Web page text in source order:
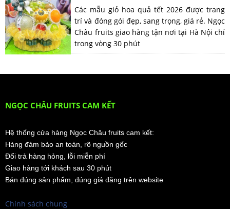
Các mẫu giỏ hoa quả tết 2026 được trang
trí và đóng gói đẹp, sang trọng, giá rẻ. Ngọc
Châu fruits giao hàng tận nơi tại Hà Nội chỉ
trong vòng 30 phút
NGỌC CHÂU FRUITS CAM KẾT
Hệ thống cửa hàng Ngọc Châu fruits cam kết:
Hàng đảm bảo an toàn, rõ nguồn gốc
Đổi trả hàng hỏng, lỗi miễn phí
Giao hàng tới khách sau 30 phút
Bán đúng sản phẩm, đúng giá đăng trên website
Chính sách chung